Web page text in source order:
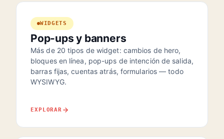
WIDGETS
Pop-ups y banners
Más de 20 tipos de widget: cambios de hero,
bloques en línea, pop-ups de intención de salida,
barras fijas, cuentas atrás, formularios — todo
WYSIWYG.
EXPLORAR